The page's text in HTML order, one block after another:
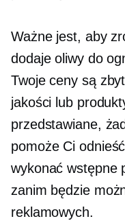
Ważne jest, aby
dodaje oliwy do
Twoje ceny są
jakości lub
przedstawiane,
pomoże Ci
wykonać wstępne
zanim będzie
reklamowych.